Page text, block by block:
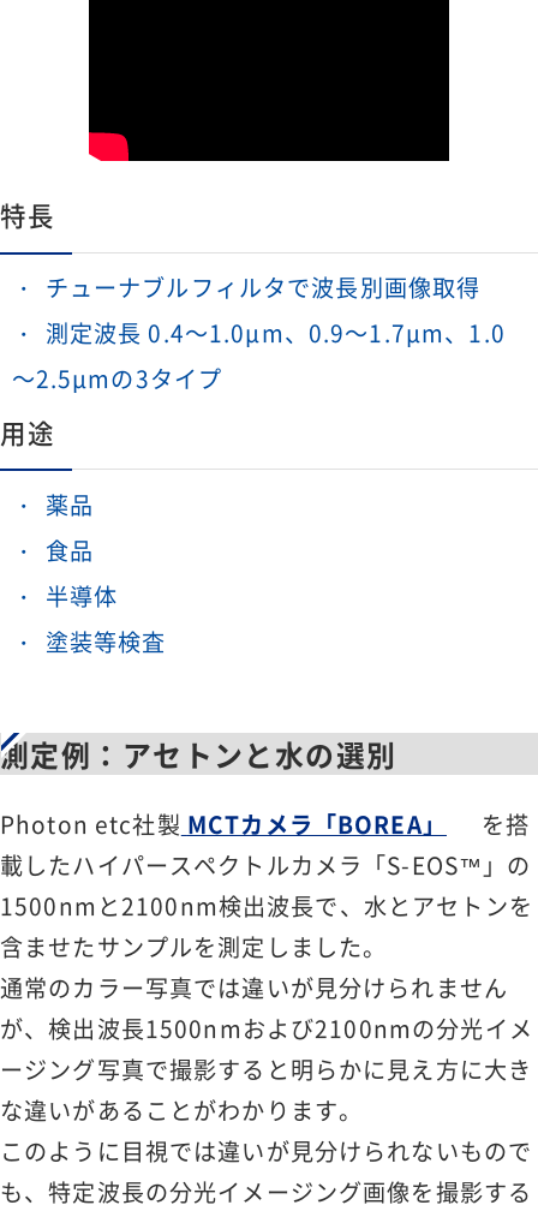
特長
チューナブルフィルタで波長別画像取得
測定波長 0.4～1.0μm、0.9～1.7μm、1.0
～2.5μmの3タイプ
用途
薬品
食品
半導体
塗装等検査
測定例：アセトンと水の選別
Photon etc社製 MCTカメラ「BOREA」
を搭
載したハイパースペクトルカメラ「S-EOS™」の
1500nmと2100nm検出波長で、水とアセトンを
含ませたサンプルを測定しました。
通常のカラー写真では違いが見分けられません
が、検出波長1500nmおよび2100nmの分光イメ
ージング写真で撮影すると明らかに見え方に大き
な違いがあることがわかります。
このように目視では違いが見分けられないもので
も、特定波長の分光イメージング画像を撮影する